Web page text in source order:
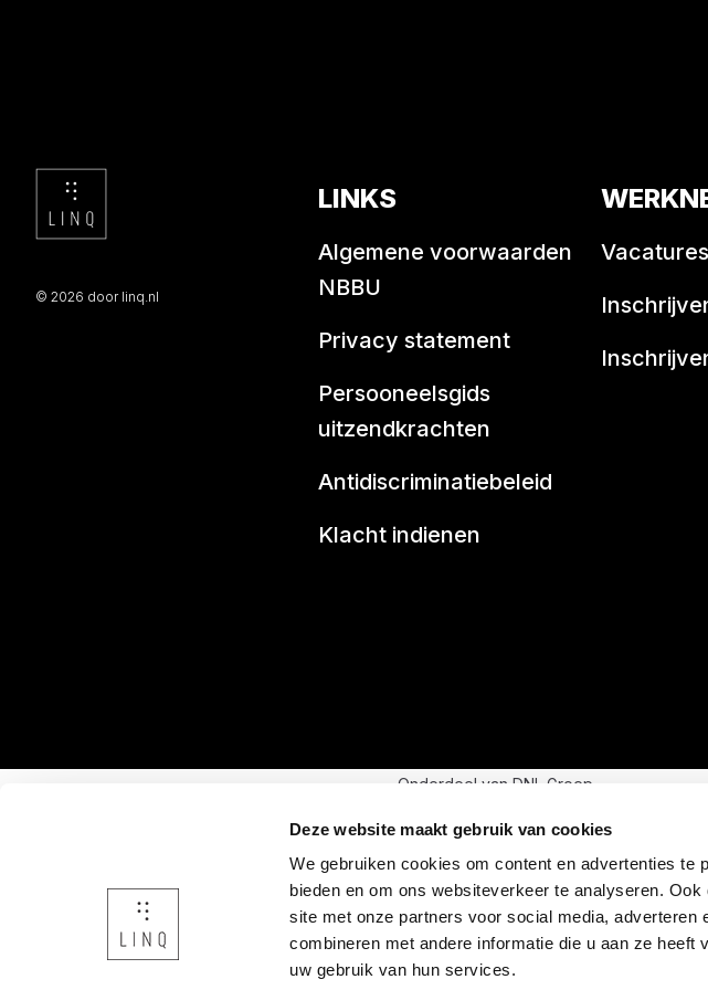
Deze website maakt gebruik van cookies
We gebruiken cookies om content en advertenties te
bieden en om ons websiteverkeer te analyseren.
site met onze partners voor social media, adverteren
combineren met andere informatie die u aan ze
uw gebruik van hun services.
© 2026 door linq.nl
LINKS
Algemene voorwaarden
NBBU
Privacy statement
Persooneelsgids
uitzendkrachten
Antidiscriminatiebeleid
Klacht indienen
Vacatures
Onderdeel van DNL Groep